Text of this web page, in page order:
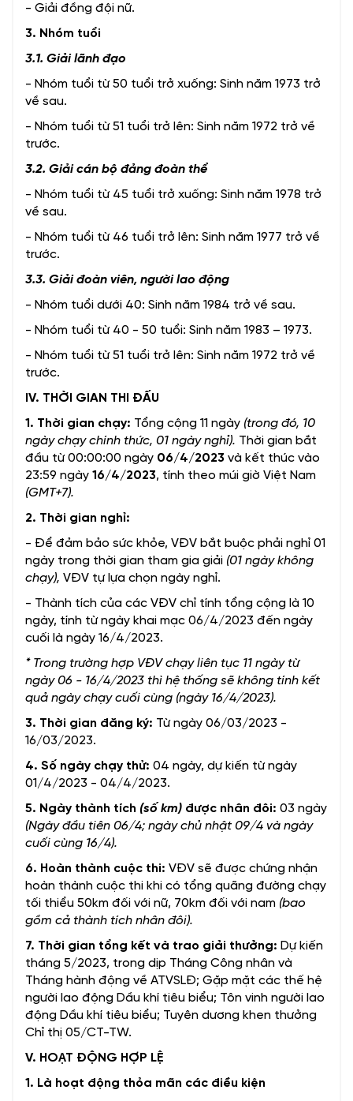
- Giải đồng đội nữ.
3. Nhóm tuổi
3.1. Giải lãnh đạo
- Nhóm tuổi từ 50 tuổi trở xuống: Sinh năm 1973 trở
về sau.
- Nhóm tuổi từ 51 tuổi trở lên: Sinh năm 1972 trở về
trước.
3.2. Giải cán bộ đảng đoàn thể
- Nhóm tuổi từ 45 tuổi trở xuống: Sinh năm 1978 trở
về sau.
- Nhóm tuổi từ 46 tuổi trở lên: Sinh năm 1977 trở về
trước.
3.3. Giải đoàn viên, người lao động
- Nhóm tuổi dưới 40: Sinh năm 1984 trở về sau.
- Nhóm tuổi từ 40 - 50 tuổi: Sinh năm 1983 – 1973.
- Nhóm tuổi từ 51 tuổi trở lên: Sinh năm 1972 trở về
trước.
IV. THỜI GIAN THI ĐẤU
1. Thời gian chạy: Tổng cộng 11 ngày (trong đó, 10
ngày chạy chính thức, 01 ngày nghỉ). Thời gian bắt
đầu từ 00:00:00 ngày 06/4/2023 và kết thúc vào
23:59 ngày 16/4/2023, tính theo múi giờ Việt Nam
(GMT+7).
2. Thời gian nghỉ:
- Để đảm bảo sức khỏe, VĐV bắt buộc phải nghỉ 01
ngày trong thời gian tham gia giải (01 ngày không
chạy), VĐV tự lựa chọn ngày nghỉ.
- Thành tích của các VĐV chỉ tính tổng cộng là 10
ngày, tính từ ngày khai mạc 06/4/2023 đến ngày
cuối là ngày 16/4/2023.
* Trong trường hợp VĐV chạy liên tục 11 ngày từ
ngày 06 - 16/4/2023 thì hệ thống sẽ không tính kết
quả ngày chạy cuối cùng (ngày 16/4/2023).
3. Thời gian đăng ký: Từ ngày 06/03/2023 -
16/03/2023.
4. Số ngày chạy thử: 04 ngày, dự kiến từ ngày
01/4/2023 - 04/4/2023.
5. Ngày thành tích (số km)được nhân đôi: 03 ngày
(Ngày đầu tiên 06/4; ngày chủ nhật 09/4 và ngày
cuối cùng 16/4).
6. Hoàn thành cuộc thi: VĐV sẽ được chứng nhận
hoàn thành cuộc thi khi có tổng quãng đường chạy
tối thiểu 50km đối với nữ, 70km đối với nam (bao
gồm cả thành tích nhân đôi).
7. Thời gian tổng kết và trao giải thưởng: Dự kiến
tháng 5/2023, trong dịp Tháng Công nhân và
Tháng hành động về ATVSLĐ; Gặp mặt các thế hệ
người lao động Dầu khí tiêu biểu; Tôn vinh người lao
động Dầu khí tiêu biểu; Tuyên dương khen thưởng
Chỉ thị 05/CT-TW.
V. HOẠT ĐỘNG HỢP LỆ
1. Là hoạt động thỏa mãn các điều kiện